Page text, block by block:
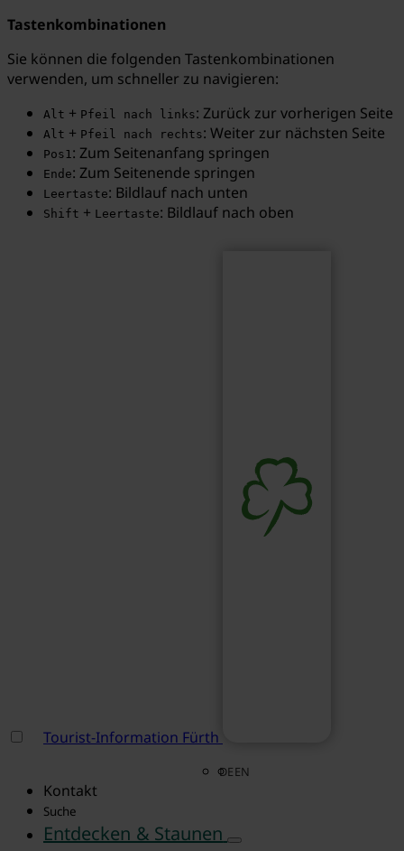
Tastenkombinationen
Sie können die folgenden Tastenkombinationen
verwenden, um schneller zu navigieren:
Alt + Pfeil nach links: Zurück zur vorherigen Seite
Alt + Pfeil nach rechts: Weiter zur nächsten Seite
Pos1: Zum Seitenanfang springen
Ende: Zum Seitenende springen
Leertaste: Bildlauf nach unten
Shift + Leertaste: Bildlauf nach oben
Tourist-Information Fürth
DEEN
Kontakt
Suche
Entdecken & Staunen
Suchbegriff...